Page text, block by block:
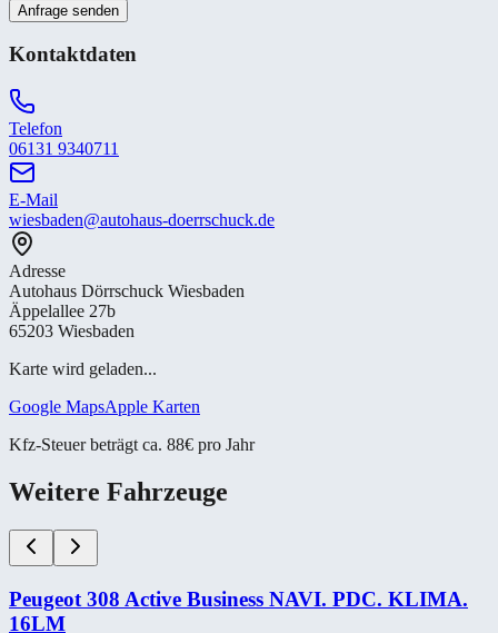
Anfrage senden
Kontaktdaten
Telefon
06131 9340711
E-Mail
wiesbaden@autohaus-doerrschuck.de
Adresse
Autohaus Dörrschuck Wiesbaden
Äppelallee 27b
65203 Wiesbaden
Karte wird geladen...
Google MapsApple Karten
Kfz-Steuer beträgt ca. 88€ pro Jahr
Weitere Fahrzeuge
Peugeot 308 Active Business NAVI. PDC. KLIMA.
16LM